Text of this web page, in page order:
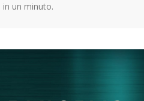
un minuto.